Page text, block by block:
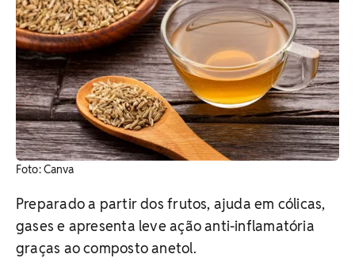
​Foto: Canva
Preparado a partir dos frutos, ajuda em cólicas,
gases e apresenta leve ação anti-inflamatória
graças ao composto anetol.